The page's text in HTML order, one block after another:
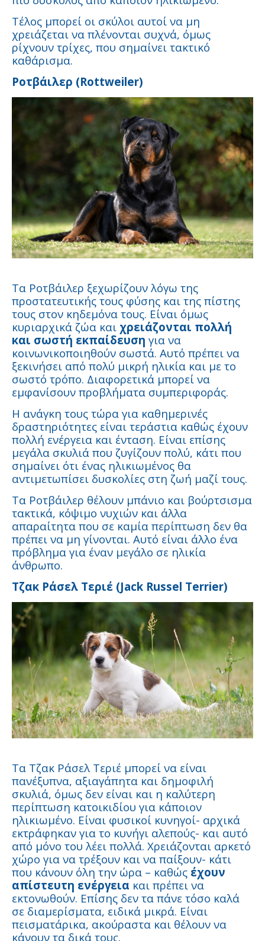
Τέλος μπορεί οι σκύλοι αυτοί να μη
χρειάζεται να πλένονται συχνά, όμως
ρίχνουν τρίχες, που σημαίνει τακτικό
καθάρισμα.
Ροτβάιλερ (Rottweiler)
Τα Ροτβάιλερ ξεχωρίζουν λόγω της
προστατευτικής τους φύσης και της πίστης
τους στον κηδεμόνα τους. Είναι όμως
κυριαρχικά ζώα και χρειάζονται πολλή
και σωστή εκπαίδευση για να
κοινωνικοποιηθούν σωστά. Αυτό πρέπει να
ξεκινήσει από πολύ μικρή ηλικία και με το
σωστό τρόπο. Διαφορετικά μπορεί να
εμφανίσουν προβλήματα συμπεριφοράς.
Η ανάγκη τους τώρα για καθημερινές
δραστηριότητες είναι τεράστια καθώς έχουν
πολλή ενέργεια και ένταση. Είναι επίσης
μεγάλα σκυλιά που ζυγίζουν πολύ, κάτι που
σημαίνει ότι ένας ηλικιωμένος θα
αντιμετωπίσει δυσκολίες στη ζωή μαζί τους.
Τα Ροτβάιλερ θέλουν μπάνιο και βούρτσισμα
τακτικά, κόψιμο νυχιών και άλλα
απαραίτητα που σε καμία περίπτωση δεν θα
πρέπει να μη γίνονται. Αυτό είναι άλλο ένα
πρόβλημα για έναν μεγάλο σε ηλικία
άνθρωπο.
Τζακ Ράσελ Τεριέ (Jack Russel Terrier)
Τα Τζακ Ράσελ Τεριέ μπορεί να είναι
πανέξυπνα, αξιαγάπητα και δημοφιλή
σκυλιά, όμως δεν είναι και η καλύτερη
περίπτωση κατοικιδίου για κάποιον
ηλικιωμένο. Είναι φυσικοί κυνηγοί- αρχικά
εκτράφηκαν για το κυνήγι αλεπούς- και αυτό
από μόνο του λέει πολλά. Χρειάζονται αρκετό
χώρο για να τρέξουν και να παίξουν- κάτι
που κάνουν όλη την ώρα – καθώς έχουν
απίστευτη ενέργεια και πρέπει να
εκτονωθούν. Επίσης δεν τα πάνε τόσο καλά
σε διαμερίσματα, ειδικά μικρά. Είναι
πεισματάρικα, ακούραστα και θέλουν να
κάνουν τα δικά τους.